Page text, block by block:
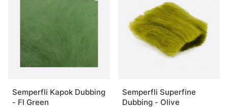
Semperfli Kapok Dubbing
- Fl Green
Semperfli Superfine
Dubbing - Olive